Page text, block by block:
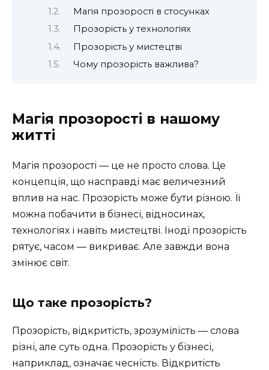
Магія прозорості в стосунках
Прозорість у технологіях
Прозорість у мистецтві
Чому прозорість важлива?
Магія прозорості в нашому
житті
Магія прозорості — це не просто слова. Це
концепція, що насправді має величезний
вплив на нас. Прозорість може бути різною. Її
можна побачити в бізнесі, відносинах,
технологіях і навіть мистецтві. Іноді прозорість
рятує, часом — викриває. Але завжди вона
змінює світ.
Що таке прозорість?
Прозорість, відкритість, зрозумілість — слова
різні, але суть одна. Прозорість у бізнесі,
наприклад, означає чесність. Відкритість